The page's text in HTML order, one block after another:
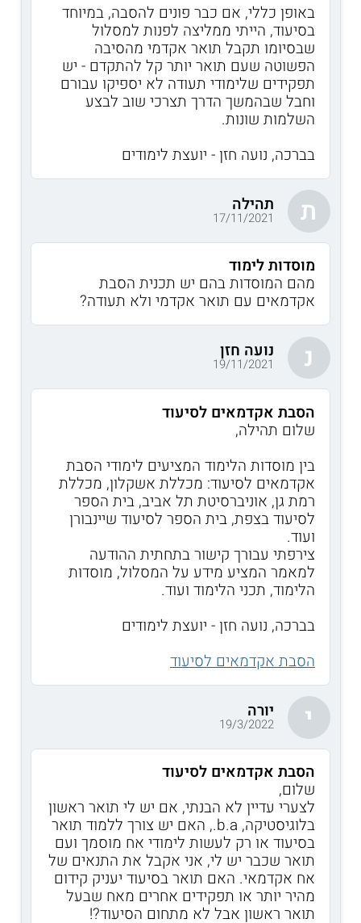
באופן כללי, אם כבר פונים להסבה, במיוחד
בסיעוד, הייתי ממליצה לפנות למסלול
שבסיומו תקבל תואר אקדמי מהסיבה
הפשוטה שעם תואר יותר קל להתקדם - יש
תפקידים שלימודי תעודה לא יספיקו עבורם
וחבל שבהמשך הדרך תצרכי שוב לבצע
השלמות שונות.
בברכה, נועה חזן - יועצת לימודים
ת תהילה
17/11/2021
מוסדות לימוד
מהם המוסדות בהם יש תכנית הסבת
אקדמאים עם תואר אקדמי ולא תעודה?
נ נועה חזן
19/11/2021
הסבת אקדמאים לסיעוד
שלום תהילה,
בין מוסדות הלימוד המציעים לימודי הסבת
אקדמאים לסיעוד: מכללת אשקלון, מכללת
רמת גן, אוניברסיטת תל אביב, בית הספר
לסיעוד בצפת, בית הספר לסיעוד שיינבורן
ועוד.
צירפתי עבורך קישור בתחתית ההודעה
למאמר המציע מידע על המסלול, מוסדות
הלימוד, תכני הלימוד ועוד.
בברכה, נועה חזן - יועצת לימודים
הסבת אקדמאים לסיעוד
י יורה
19/3/2022
הסבת אקדמאים לסיעוד
שלום,
לצערי עדיין לא הבנתי, אם יש לי תואר ראשון
בלוגיסטיקה, b.a., האם יש צורך ללמוד תואר
בסיעוד או רק לעשות לימודי אח מוסמך ועם
תואר שכבר יש לי, אני אקבל את התנאים של
אח אקדמאי. האם תואר בסיעוד יעניק קידום
מהיר יותר או תפקידים אחרים מאח שבעל
תואר ראשון אבל לא מתחום הסיעוד?!